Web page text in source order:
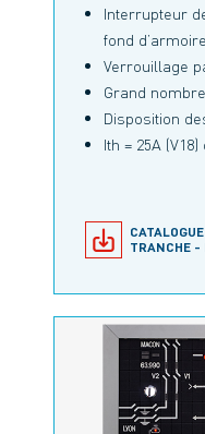
Interrupteur
fond
Verrouillage
Grand
Disposition
Ith = 25A
TRANCHE -
TRANCHE -